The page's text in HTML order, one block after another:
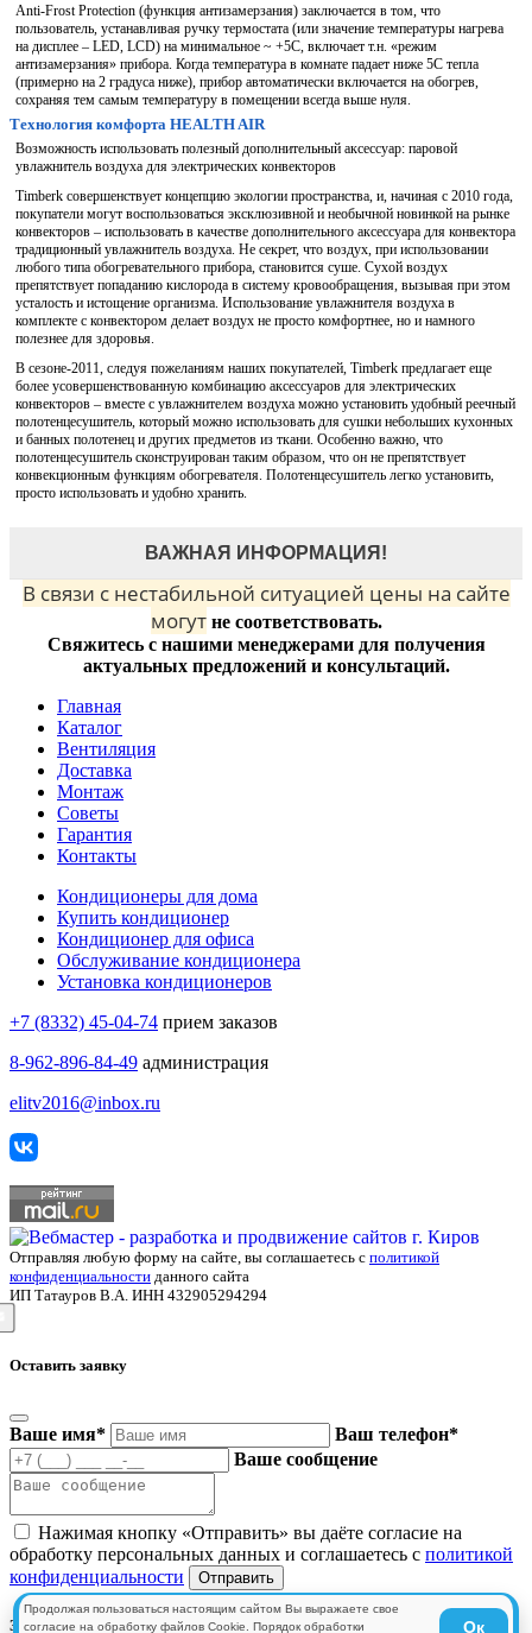
Anti-Frost Protection (функция антизамерзания) заключается в том, что
пользователь, устанавливая ручку термостата (или значение температуры нагрева
на дисплее – LED, LCD) на минимальное ~ +5C, включает т.н. «режим
антизамерзания» прибора. Когда температура в комнате падает ниже 5С тепла
(примерно на 2 градуса ниже), прибор автоматически включается на обогрев,
сохраняя тем самым температуру в помещении всегда выше нуля.
Технология комфорта HEALTH AIR
Возможность использовать полезный дополнительный аксессуар: паровой
увлажнитель воздуха для электрических конвекторов
Timberk совершенствует концепцию экологии пространства, и, начиная с 2010 года,
покупатели могут воспользоваться эксклюзивной и необычной новинкой на рынке
конвекторов – использовать в качестве дополнительного аксессуара для конвектора
традиционный увлажнитель воздуха. Не секрет, что воздух, при использовании
любого типа обогревательного прибора, становится суше. Сухой воздух
препятствует попаданию кислорода в систему кровообращения, вызывая при этом
усталость и истощение организма. Использование увлажнителя воздуха в
комплекте с конвектором делает воздух не просто комфортнее, но и намного
полезнее для здоровья.
В сезоне-2011, следуя пожеланиям наших покупателей, Timberk предлагает еще
более усовершенствованную комбинацию аксессуаров для электрических
конвекторов – вместе с увлажнителем воздуха можно установить удобный реечный
полотенцесушитель, который можно использовать для сушки небольших кухонных
и банных полотенец и других предметов из ткани. Особенно важно, что
полотенцесушитель сконструирован таким образом, что он не препятствует
конвекционным функциям обогревателя. Полотенцесушитель легко установить,
просто использовать и удобно хранить.
ВАЖНАЯ ИНФОРМАЦИЯ!
В связи с нестабильной ситуацией цены на сайте
могутне соответствовать.
Свяжитесь с нашими менеджерами для получения
актуальных предложений и консультаций.
Главная
Каталог
Вентиляция
Доставка
Монтаж
Советы
Гарантия
Контакты
Кондиционеры для дома
Купить кондиционер
Кондиционер для офиса
Обслуживание кондиционера
Установка кондиционеров
+7 (8332) 45-04-74 прием заказов
8-962-896-84-49 администрация
elitv2016@inbox.ru
Отправляя любую форму на сайте, вы соглашаетесь с политикой
конфиденциальности данного сайта
ИП Татауров В.А. ИНН 432905294294
Оставить заявку
Ваше имя* Ваш телефон*
Ваше сообщение
Нажимая кнопку «Отправить» вы даёте согласие на
обработку персональных данных и соглашаетесь с политикой
конфиденциальности
Заказать товар
Продолжая пользоваться настоящим сайтом Вы выражаете свое
согласие на обработку файлов Cookie. Порядок обработки
Ок